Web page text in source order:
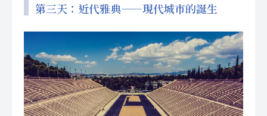
第三天：近代雅典——現代城市的誕生